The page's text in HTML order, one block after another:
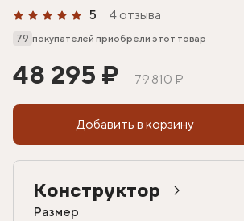
5 4 отзыва
79 покупателей приобрели этот товар
48 295 ₽ 79 810 ₽
Добавить в корзину
Конструктор
Размер